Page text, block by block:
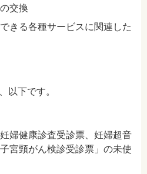
交換
きる各種サービスに関連した
以下です。
婦健康診査受診票、妊婦超音
宮頸がん検診受診票」の未使